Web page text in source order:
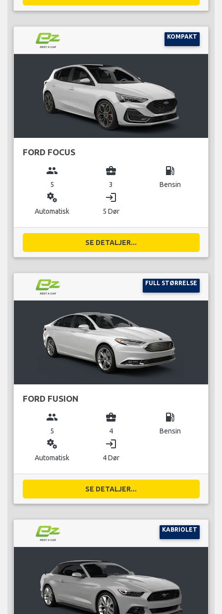
KOMPAKT
FORD FOCUS
group
5
business_center
3
local_gas_station
Bensin
miscellaneous_services
Automatisk
login
5 Dør
SE DETALJER...
FULL STØRRELSE
FORD FUSION
group
5
business_center
4
local_gas_station
Bensin
miscellaneous_services
Automatisk
login
4 Dør
SE DETALJER...
KABRIOLET